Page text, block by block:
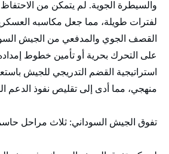
والسيطرة الجوية. لم يتمكن من الاحتفاظ
لفترات طويلة، مما جعل مكاسبه العسكرية
القصف الجوي والمدفعي من الجيش
على التحرك بحرية أو تأمين خطوط
استراتيجية القضم التدريجي للجيش
منهجي، مما أدى إلى تقليص نفوذ الدعم
تفوق الجيش السوداني: ثلاث مراحل